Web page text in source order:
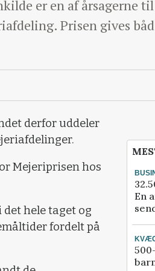
er en af årsagerne
Prisen gives
derfor uddeler
Mejeriprisen hos
hele taget og
fordelt på
En